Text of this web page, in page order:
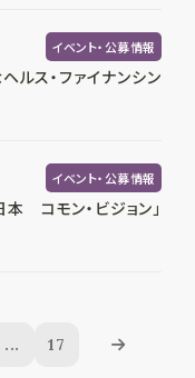
イベント・公募情報
ルス・ファイナンシン
イベント・公募情報
本 コモン・ビジョン」
... 17